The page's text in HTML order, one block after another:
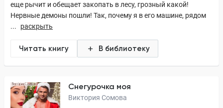
еще рычит и обещает закопать в лесу, грозный какой!
Нервные демоны пошли! Так, почему я в его машине, рядом
...
раскрыть
Читать книгу В библиотеку
Снегурочка моя
Виктория Сомова